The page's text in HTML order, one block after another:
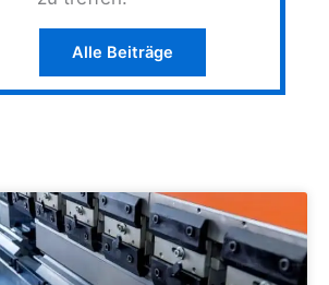
Alle Beiträge